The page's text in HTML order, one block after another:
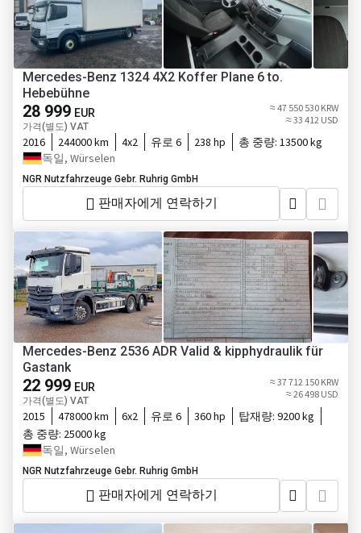
Mercedes-Benz 1324 4X2 Koffer Plane 6 to.
Hebebühne
28 999 EUR
가격(별도) VAT
≈ 47 550 530 KRW
≈ 33 412 USD
2016 244000 km 4x2 유로 6 238 hp 총 중량: 13500 kg
독일, Würselen
NGR Nutzfahrzeuge Gebr. Ruhrig GmbH
판매자에게 연락하기
Mercedes-Benz 2536 ADR Valid & kipphydraulik für
Gastank
22 999 EUR
가격(별도) VAT
≈ 37 712 150 KRW
≈ 26 498 USD
2015 478000 km 6x2 유로 6 360 hp 탑재량: 9200 kg
총 중량: 25000 kg
독일, Würselen
NGR Nutzfahrzeuge Gebr. Ruhrig GmbH
판매자에게 연락하기